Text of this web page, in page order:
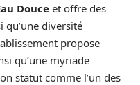
Douceet offre des
qu’une diversité
propose
qu’une myriade
statut comme l’un des